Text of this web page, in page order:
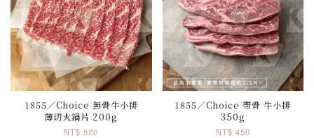
1855／Choice 無骨牛小排
薄切火鍋片 200g
NT$ 520
1855／Choice 帶骨 牛小排
350g
NT$ 450